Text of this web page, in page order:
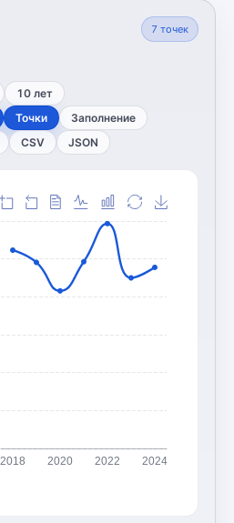
7 точек
10 лет
Точки Заполнение
CSV JSON
2018 2020 2022 2024